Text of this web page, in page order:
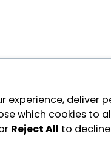
experience, deliver
which cookies to
Reject All to